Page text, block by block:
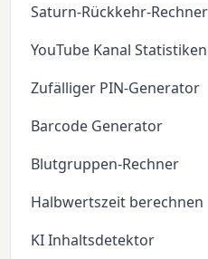
Saturn-Rückkehr-Rechner
YouTube Kanal Statistiken
Zufälliger PIN-Generator
Barcode Generator
Blutgruppen-Rechner
Halbwertszeit berechnen
KI Inhaltsdetektor